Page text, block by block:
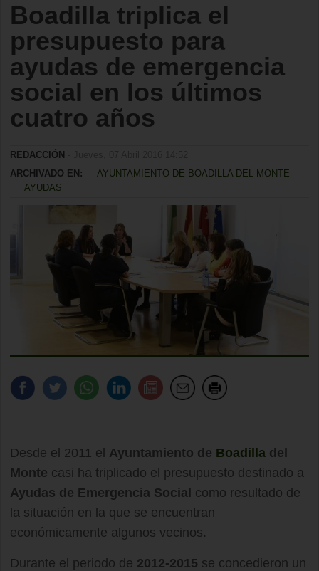
Boadilla triplica el
presupuesto para
ayudas de emergencia
social en los últimos
cuatro años
REDACCIÓN
ARCHIVADO EN:
AYUNTAMIENTO DE BOADILLA DEL MONTE
AYUDAS
Desde el 2011 el Ayuntamiento de Boadilla del
Monte casi ha triplicado el presupuesto destinado a
Ayudas de Emergencia Social como resultado de
la situación en la que se encuentran
económicamente algunos vecinos.
Durante el periodo de 2012-2015 se concedieron un